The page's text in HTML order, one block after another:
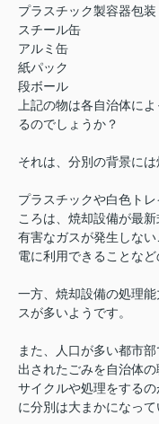
プラスチック製容器包装
スチール缶
アルミ缶
紙パック
段ボール
上記の物は各自治体に
るのでしょうか？
それは、分別の背景に
プラスチックや白色ト
ころは、焼却設備が最
有害なガスが発生しな
電に利用できることなど
一方、焼却設備の処理
スが多いようです。
また、人口が多い都市
出されたごみを自治体
サイクルや処理をする
に分別は大まかになって